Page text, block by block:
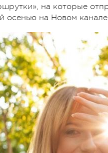
на которые
осенью на Новом